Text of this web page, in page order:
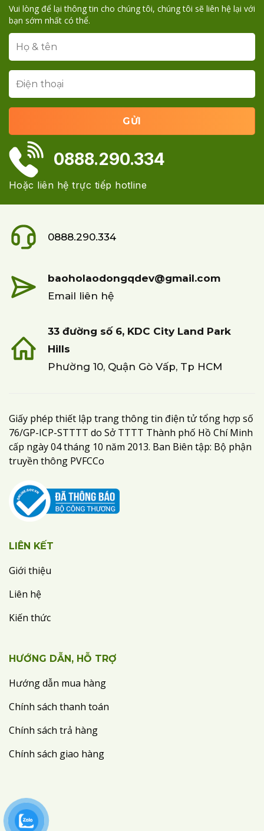
Vui lòng để lại thông tin cho chúng tôi, chúng tôi sẽ liên hệ lại với
bạn sớm nhất có thể.
0888.290.334
Hoặc liên hệ trực tiếp hotline
0888.290.334
baoholaodongqdev@gmail.com
Email liên hệ
33 đường số 6, KDC City Land Park
Hills
Phường 10, Quận Gò Vấp, Tp HCM
Giấy phép thiết lập trang thông tin điện tử tổng hợp số
76/GP-ICP-STTTT do Sở TTTT Thành phố Hồ Chí Minh
cấp ngày 04 tháng 10 năm 2013. Ban Biên tập: Bộ phận
truyền thông PVFCCo
LIÊN KẾT
Giới thiệu
Liên hệ
Kiến thức
HƯỚNG DẪN, HỖ TRỢ
Hướng dẫn mua hàng
Chính sách thanh toán
Chính sách trả hàng
Chính sách giao hàng